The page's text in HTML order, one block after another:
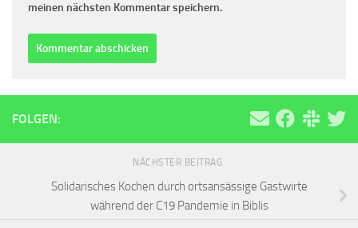
meinen nächsten Kommentar speichern.
FOLGEN:
NÄCHSTER BEITRAG
Solidarisches Kochen durch ortsansässige Gastwirte
während der C19 Pandemie in Biblis